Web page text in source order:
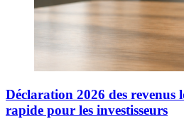
Déclaration 2026 des revenus
rapide pour les investisseurs